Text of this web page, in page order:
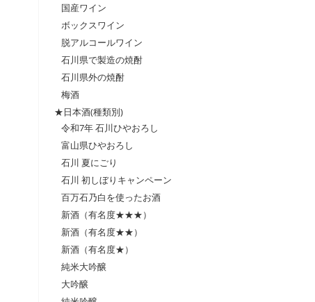
国産ワイン
ボックスワイン
脱アルコールワイン
石川県で製造の焼酎
石川県外の焼酎
梅酒
★日本酒(種類別)
令和7年 石川ひやおろし
富山県ひやおろし
石川 夏にごり
石川 初しぼりキャンペーン
百万石乃白を使ったお酒
新酒（有名度★★★）
新酒（有名度★★）
新酒（有名度★）
純米大吟醸
大吟醸